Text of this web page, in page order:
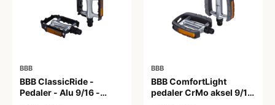
BBB
BBB ClassicRide -
Pedaler - Alu 9/16 -
BBB
BBB ComfortLight
pedaler CrMo aksel 9/16